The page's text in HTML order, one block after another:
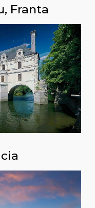
Franta